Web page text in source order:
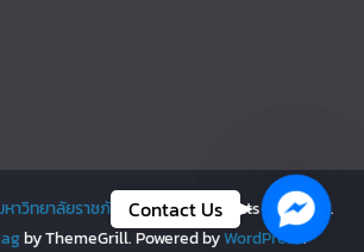
หาวิทยาลัยราชภัฏเลย | LRU. All rights reserved.
by ThemeGrill. Powered byWordPress.
Contact Us